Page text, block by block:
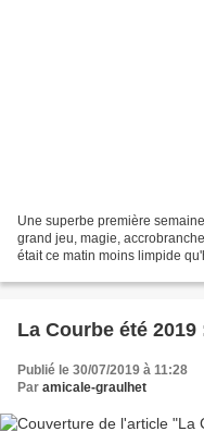
Une superbe première
grand jeu, magie,
était ce matin moins limpide
La Courbe été
Publié le 30/07/2019 à 11:28
Par amicale-graulhet